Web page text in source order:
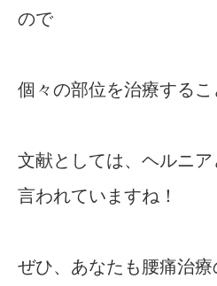
ので
個々の部位を治療するこ
文献としては、ヘルニ
言われていますね！
ぜひ、あなたも腰痛治